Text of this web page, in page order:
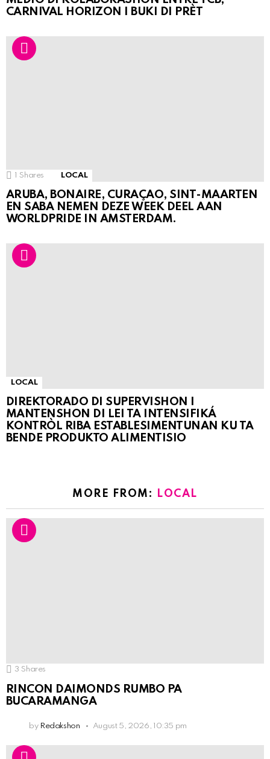
CARNIVAL HORIZON I BUKI DI PRÈT
1 Shares LOCAL
ARUBA, BONAIRE, CURAÇAO, SINT-MAARTEN
EN SABA NEMEN DEZE WEEK DEEL AAN
WORLDPRIDE IN AMSTERDAM.
LOCAL
DIREKTORADO DI SUPERVISHON I
MANTENSHON DI LEI TA INTENSIFIKÁ
KONTRÒL RIBA ESTABLESIMENTUNAN KU TA
BENDE PRODUKTO ALIMENTISIO
MORE FROM: LOCAL
3 Shares
RINCON DAIMONDS RUMBO PA
BUCARAMANGA
by Redakshon August 5, 2026, 10:35 pm